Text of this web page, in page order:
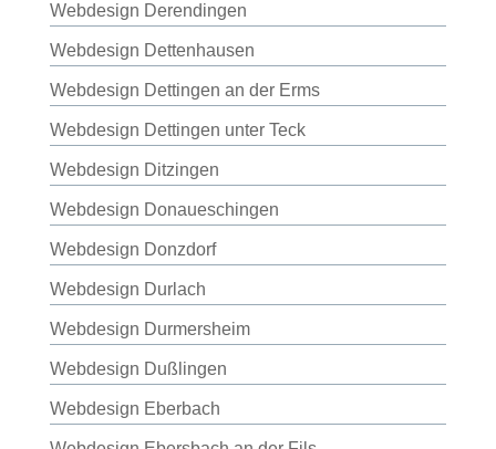
Webdesign Derendingen
Webdesign Dettenhausen
Webdesign Dettingen an der Erms
Webdesign Dettingen unter Teck
Webdesign Ditzingen
Webdesign Donaueschingen
Webdesign Donzdorf
Webdesign Durlach
Webdesign Durmersheim
Webdesign Dußlingen
Webdesign Eberbach